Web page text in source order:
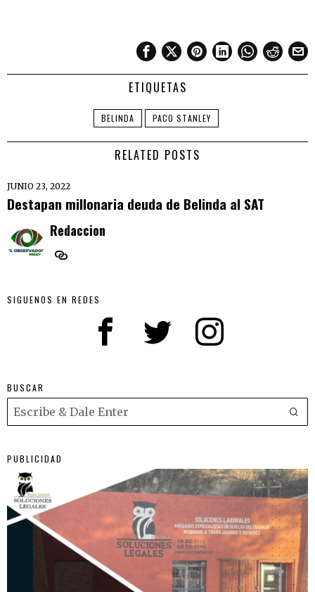
ETIQUETAS
BELINDA PACO STANLEY
RELATED POSTS
JUNIO 23, 2022
Destapan millonaria deuda de Belinda al SAT
Redaccion
SIGUENOS EN REDES
BUSCAR
PUBLICIDAD